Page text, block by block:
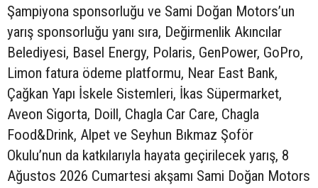
Şampiyona sponsorluğu ve Sami Doğan Motors’un
yarış sponsorluğu yanı sıra, Değirmenlik Akıncılar
Belediyesi, Basel Energy, Polaris, GenPower, GoPro,
Limon fatura ödeme platformu, Near East Bank,
Çağkan Yapı İskele Sistemleri, İkas Süpermarket,
Aveon Sigorta, Doill, Chagla Car Care, Chagla
Food&Drink, Alpet ve Seyhun Bıkmaz Şoför
Okulu’nun da katkılarıyla hayata geçirilecek yarış, 8
Ağustos 2026 Cumartesi akşamı Sami Doğan Motors